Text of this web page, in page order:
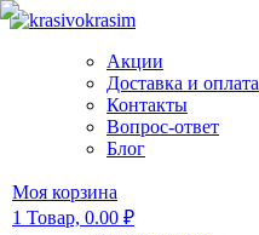
Акции
Доставка и оплата
Контакты
Вопрос-ответ
Блог
Моя корзина
1 Товар, 0.00 ₽